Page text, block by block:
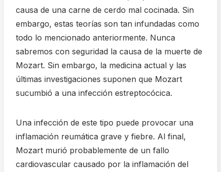
causa de una carne de cerdo mal cocinada. Sin
embargo, estas teorías son tan infundadas como
todo lo mencionado anteriormente. Nunca
sabremos con seguridad la causa de la muerte de
Mozart. Sin embargo, la medicina actual y las
últimas investigaciones suponen que Mozart
sucumbió a una infección estreptocócica.
Una infección de este tipo puede provocar una
inflamación reumática grave y fiebre. Al final,
Mozart murió probablemente de un fallo
cardiovascular causado por la inflamación del